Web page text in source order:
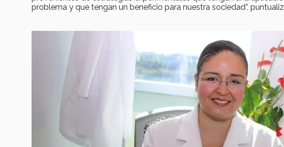
problema y que tengan un beneficio para nuestra sociedad”,